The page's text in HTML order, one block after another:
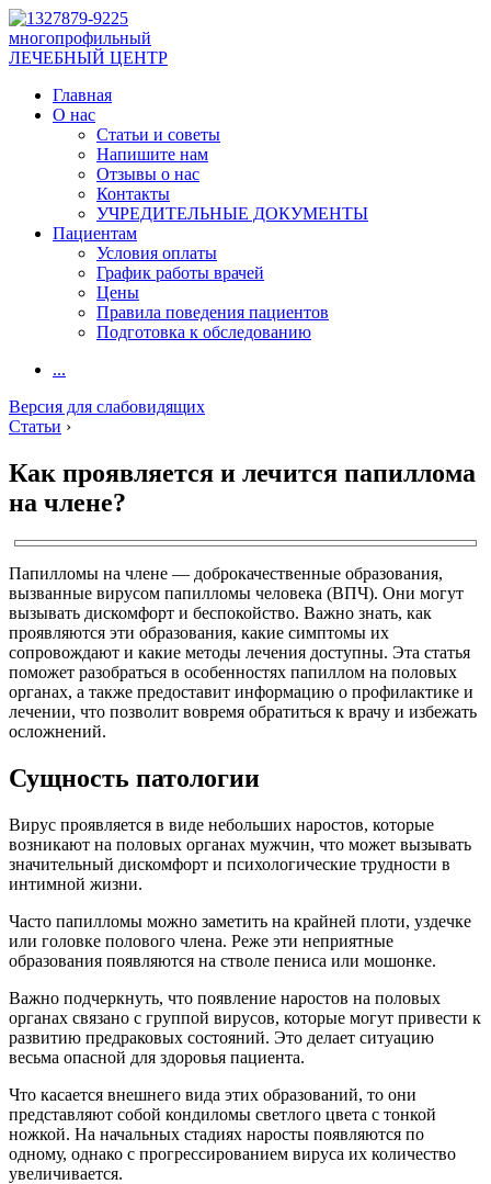
многопрофильный
ЛЕЧЕБНЫЙ ЦЕНТР
Главная
О нас
Статьи и советы
Напишите нам
Отзывы о нас
Контакты
УЧРЕДИТЕЛЬНЫЕ ДОКУМЕНТЫ
Пациентам
Условия оплаты
График работы врачей
Цены
Правила поведения пациентов
Подготовка к обследованию
...
Версия для слабовидящих
Статьи ›
Как проявляется и лечится папиллома
на члене?
Папилломы на члене — доброкачественные образования,
вызванные вирусом папилломы человека (ВПЧ). Они могут
вызывать дискомфорт и беспокойство. Важно знать, как
проявляются эти образования, какие симптомы их
сопровождают и какие методы лечения доступны. Эта статья
поможет разобраться в особенностях папиллом на половых
органах, а также предоставит информацию о профилактике и
лечении, что позволит вовремя обратиться к врачу и избежать
осложнений.
Сущность патологии
Вирус проявляется в виде небольших наростов, которые
возникают на половых органах мужчин, что может вызывать
значительный дискомфорт и психологические трудности в
интимной жизни.
Часто папилломы можно заметить на крайней плоти, уздечке
или головке полового члена. Реже эти неприятные
образования появляются на стволе пениса или мошонке.
Важно подчеркнуть, что появление наростов на половых
органах связано с группой вирусов, которые могут привести к
развитию предраковых состояний. Это делает ситуацию
весьма опасной для здоровья пациента.
Что касается внешнего вида этих образований, то они
представляют собой кондиломы светлого цвета с тонкой
ножкой. На начальных стадиях наросты появляются по
одному, однако с прогрессированием вируса их количество
увеличивается.